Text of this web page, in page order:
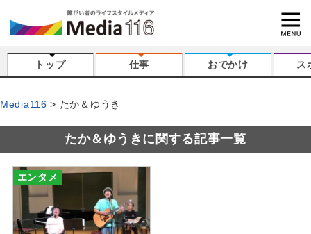
トップ 仕事 おでかけ ス
Media116 たか＆ゆうき
たか＆ゆうきに関する記事一覧
エンタメ